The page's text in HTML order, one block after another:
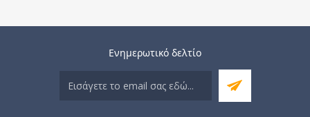
Ενημερωτικό δελτίο